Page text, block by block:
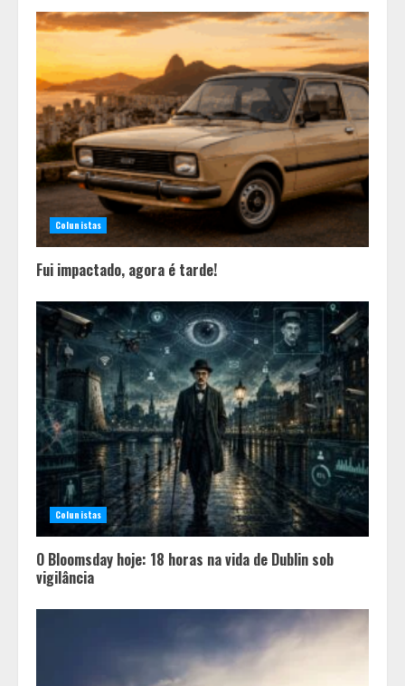
Colunistas
Fui impactado, agora é tarde!
Colunistas
O Bloomsday hoje: 18 horas na vida de Dublin sob
vigilância